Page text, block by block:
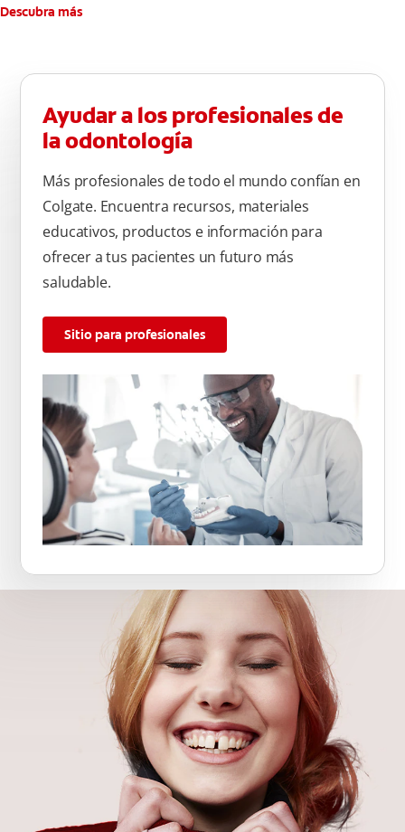
atrás hacia adelante. Cepille la superficie masticatoria (parte
atrás, arriba y abajo, en la parte superior e inferior. No se
olvide de cepillar la lengua para quitar el mal olor causado
por las bacterias.
Descubra más
Ayudar a los profesionales de
la odontología
Más profesionales de todo el mundo confían en
Colgate. Encuentra recursos, materiales
educativos, productos e información para
ofrecer a tus pacientes un futuro más
saludable.
Sitio para profesionales